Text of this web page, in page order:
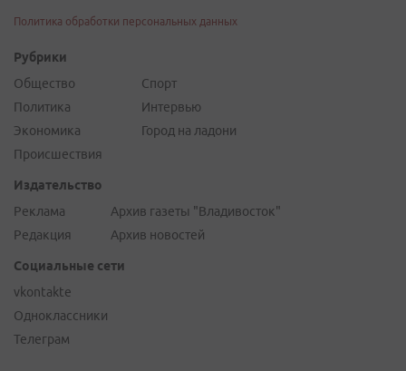
Политика обработки персональных данных
Рубрики
Общество
Политика
Экономика
Происшествия
Спорт
Интервью
Город на ладони
Издательство
Реклама
Редакция
Архив газеты "Владивосток"
Архив новостей
Социальные сети
vkontakte
Одноклассники
Телеграм